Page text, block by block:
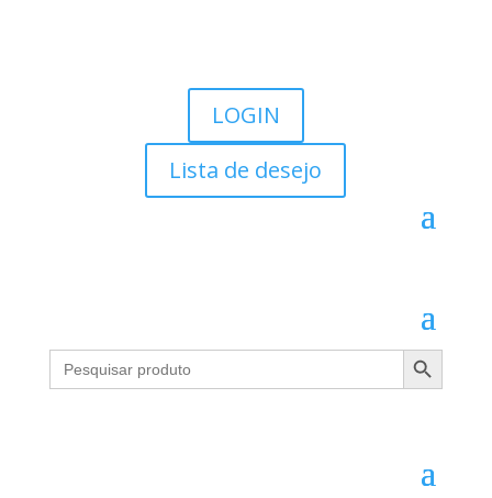
LOGIN
Lista de desejo
Search
for:
Search Button